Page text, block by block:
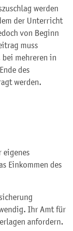
werden
der Unterricht
von Beginn
muss
bei mehreren in
des
werden.
eigenes
Einkommen des
Ihr Amt für
anfordern.